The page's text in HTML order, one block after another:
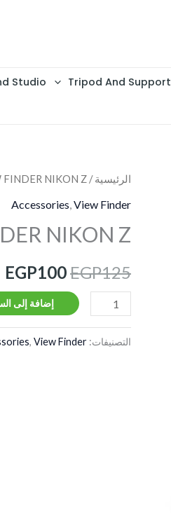
Tripod And Support
Studio
الرئيسية/
FINDER NIKON Z
Accessories View Finder
NIKON Z
EGP125
السعر
الأصلي
هو:
EGP125.
EGP100
كمية
VIEW
NIKON
إضافة إلى
التصنيفات: , View Finder